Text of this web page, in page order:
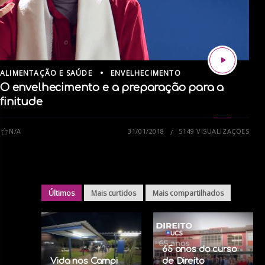
ALIMENTAÇÃO E SAÚDE ENVELHECIMENTO
O envelhecimento e a preparação para a
finitude
N/A 31/01/2018 5149 VISUALIZAÇÕES
Últimos Mais curtidos Mais compartilhados
Vida nos Campi
65 anos do curso
de Direito